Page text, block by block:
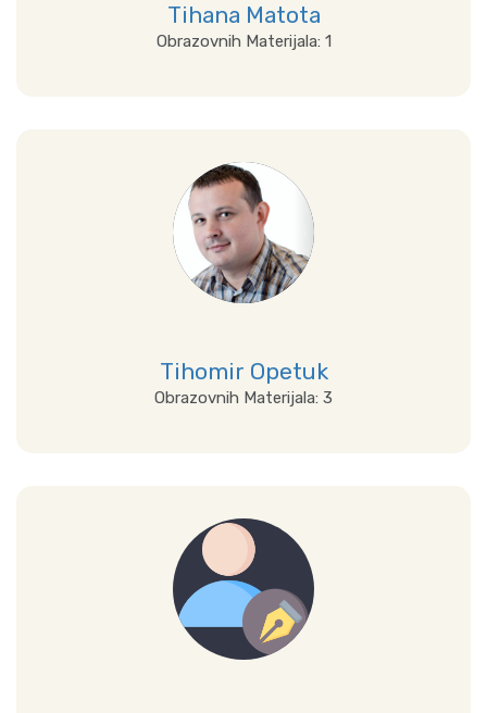
Tihana Matota
Obrazovnih Materijala: 1
Prikaži sve
Tihomir Opetuk
Obrazovnih Materijala: 3
Prikaži sve